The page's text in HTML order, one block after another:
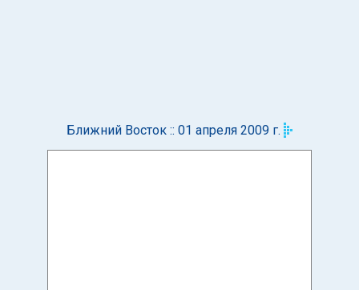
Ближний Восток :: 01 апреля 2009 г.